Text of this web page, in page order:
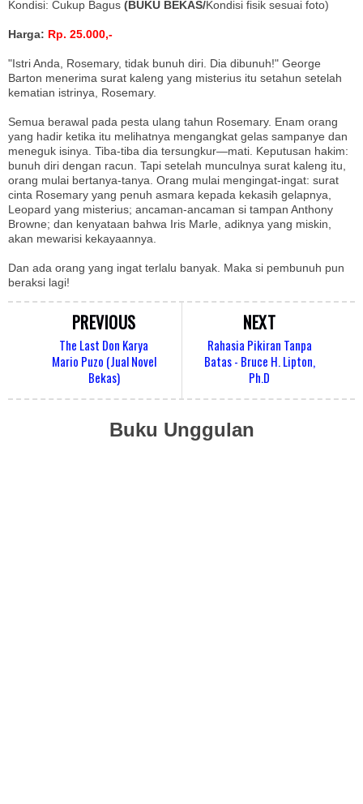
Kondisi: Cukup Bagus (BUKU BEKAS/Kondisi fisik sesuai foto)
Harga: Rp. 25.000,-
"Istri Anda, Rosemary, tidak bunuh diri. Dia dibunuh!" George
Barton menerima surat kaleng yang misterius itu setahun setelah
kematian istrinya, Rosemary.
Semua berawal pada pesta ulang tahun Rosemary. Enam orang
yang hadir ketika itu melihatnya mengangkat gelas sampanye dan
meneguk isinya. Tiba-tiba dia tersungkur—mati. Keputusan hakim:
bunuh diri dengan racun. Tapi setelah munculnya surat kaleng itu,
orang mulai bertanya-tanya. Orang mulai mengingat-ingat: surat
cinta Rosemary yang penuh asmara kepada kekasih gelapnya,
Leopard yang misterius; ancaman-ancaman si tampan Anthony
Browne; dan kenyataan bahwa Iris Marle, adiknya yang miskin,
akan mewarisi kekayaannya.
Dan ada orang yang ingat terlalu banyak. Maka si pembunuh pun
beraksi lagi!
NEXT
Rahasia Pikiran Tanpa
Batas - Bruce H. Lipton,
Ph.D
PREVIOUS
The Last Don Karya
Mario Puzo (Jual Novel
Bekas)
Buku Unggulan